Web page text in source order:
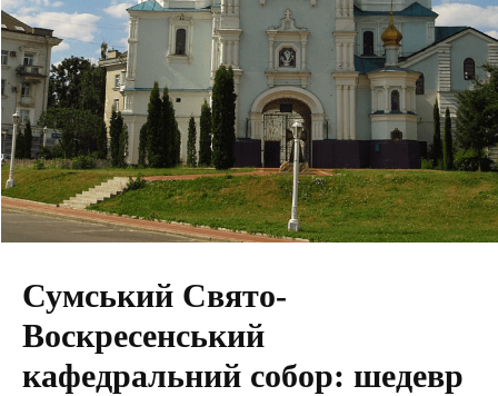
Сумський Свято-
Воскресенський
кафедральний собор: шедевр